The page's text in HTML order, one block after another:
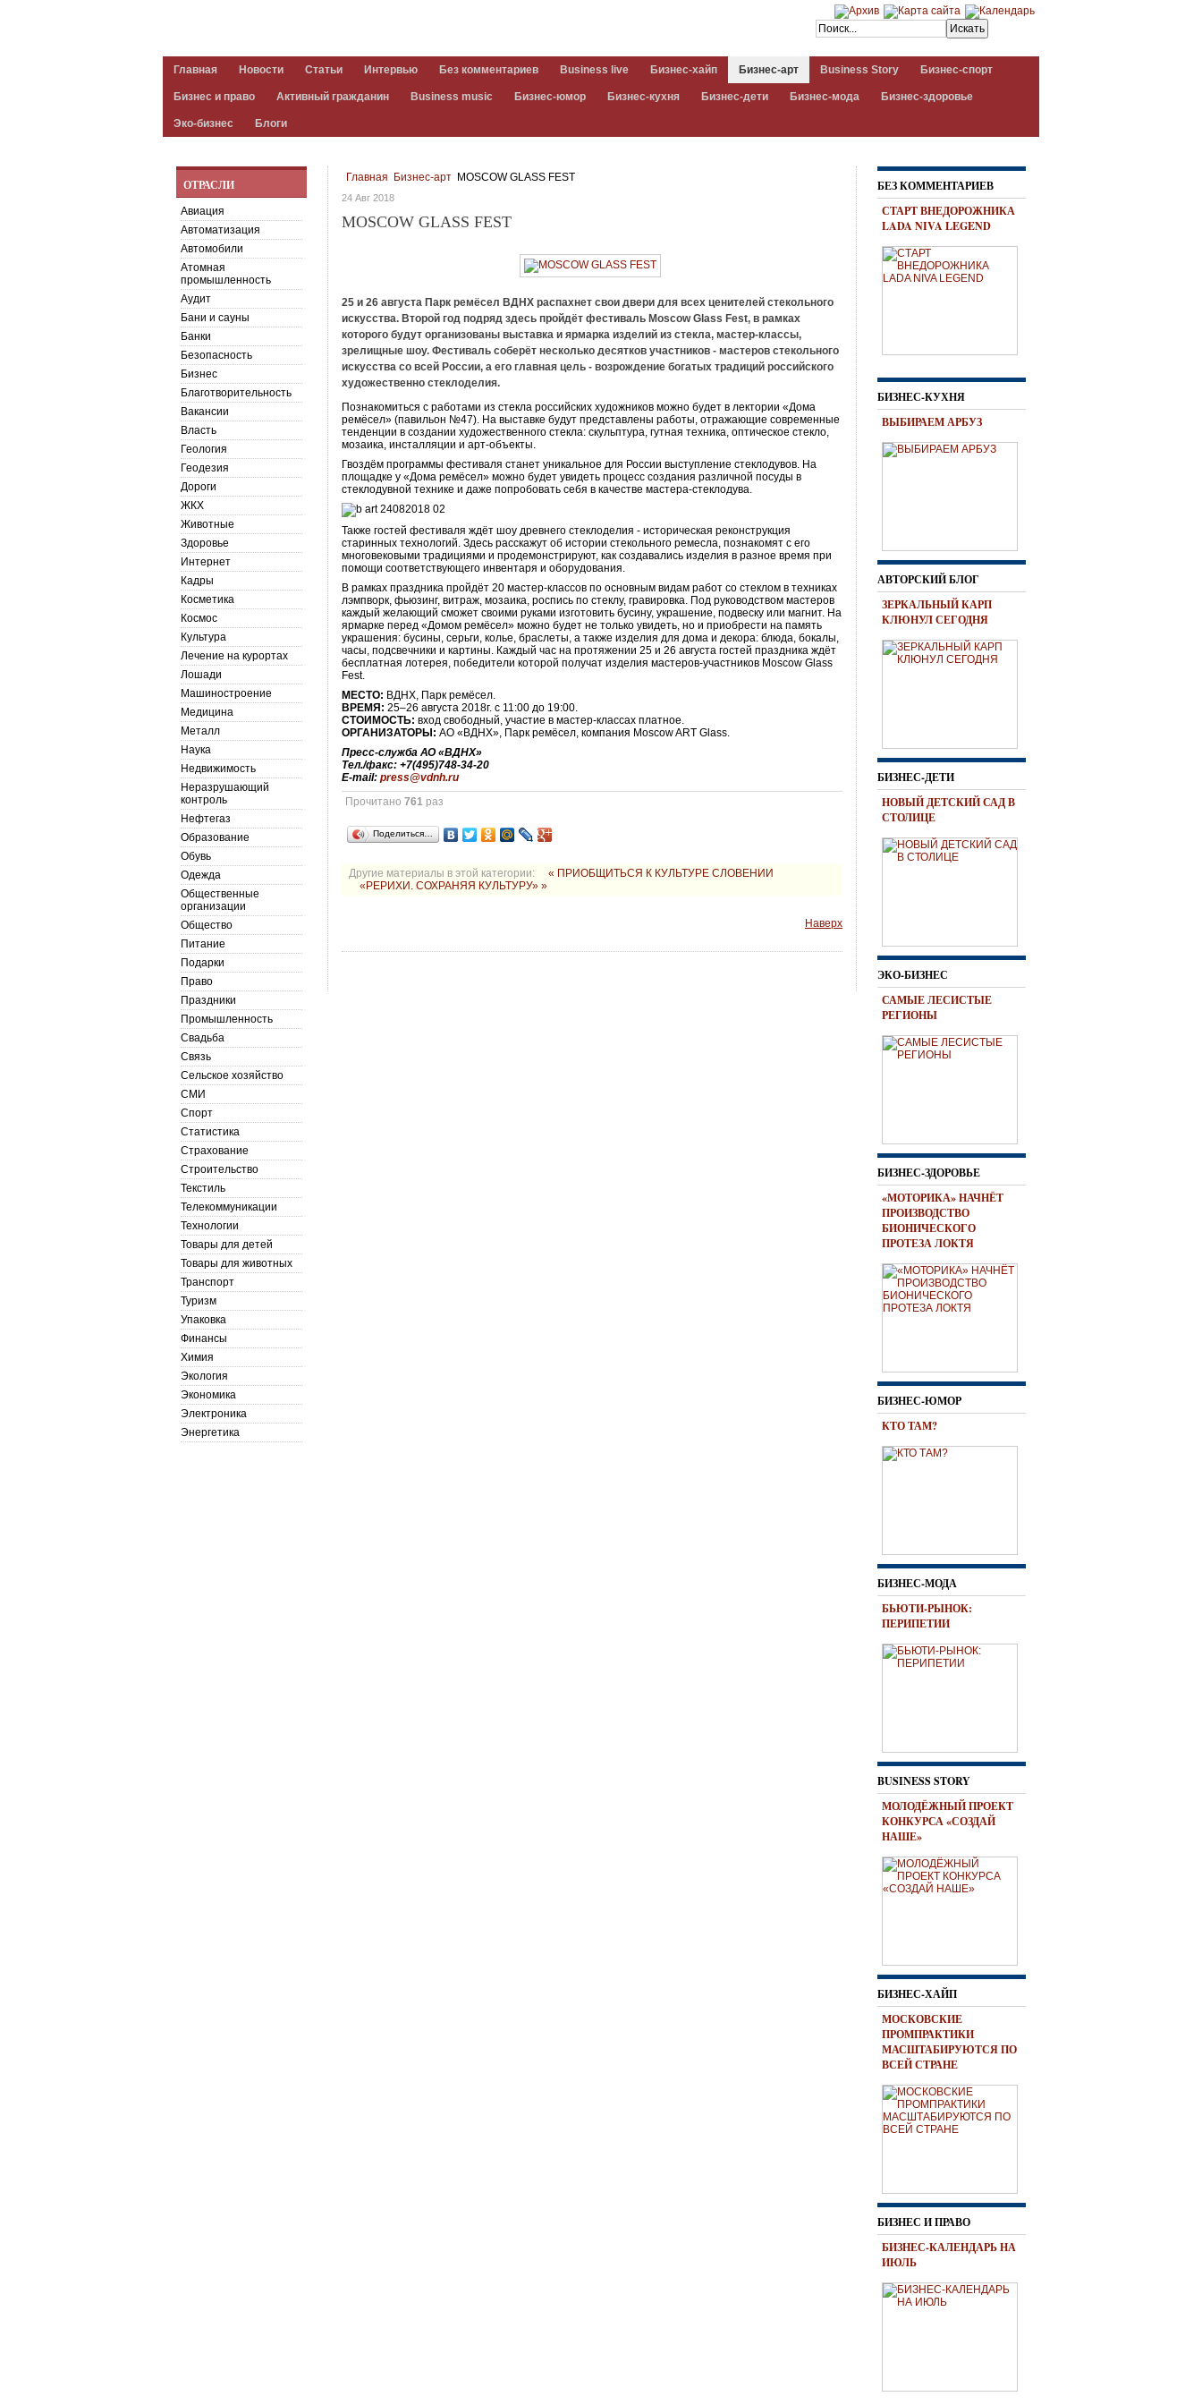
Главная Новости Статьи Интервью Без комментариев Business live Бизнес-хайп Бизнес-арт Business Story Бизнес-спорт
Бизнес и право Активный гражданин Business music Бизнес-юмор Бизнес-кухня Бизнес-дети Бизнес-мода Бизнес-здоровье
Эко-бизнес Блоги
Главная Бизнес-арт MOSCOW GLASS FEST
24 Авг 2018
MOSCOW GLASS FEST
25 и 26 августа Парк ремёсел ВДНХ распахнет свои двери для всех ценителей стекольного
искусства. Второй год подряд здесь пройдёт фестиваль Moscow Glass Fest, в рамках
которого будут организованы выставка и ярмарка изделий из стекла, мастер-классы,
зрелищные шоу. Фестиваль соберёт несколько десятков участников - мастеров стекольного
искусства со всей России, а его главная цель - возрождение богатых традиций российского
художественно стеклоделия.
Познакомиться с работами из стекла российских художников можно будет в лектории «Дома
ремёсел» (павильон №47). На выставке будут представлены работы, отражающие современные
тенденции в создании художественного стекла: скульптура, гутная техника, оптическое стекло,
мозаика, инсталляции и арт-объекты.
Гвоздём программы фестиваля станет уникальное для России выступление стеклодувов. На
площадке у «Дома ремёсел» можно будет увидеть процесс создания различной посуды в
стеклодувной технике и даже попробовать себя в качестве мастера-стеклодува.
Также гостей фестиваля ждёт шоу древнего стеклоделия - историческая реконструкция
старинных технологий. Здесь расскажут об истории стекольного ремесла, познакомят с его
многовековыми традициями и продемонстрируют, как создавались изделия в разное время при
помощи соответствующего инвентаря и оборудования.
В рамках праздника пройдёт 20 мастер-классов по основным видам работ со стеклом в техниках
лэмпворк, фьюзинг, витраж, мозаика, роспись по стеклу, гравировка. Под руководством мастеров
каждый желающий сможет своими руками изготовить бусину, украшение, подвеску или магнит. На
ярмарке перед «Домом ремёсел» можно будет не только увидеть, но и приобрести на память
украшения: бусины, серьги, колье, браслеты, а также изделия для дома и декора: блюда, бокалы,
часы, подсвечники и картины. Каждый час на протяжении 25 и 26 августа гостей праздника ждёт
бесплатная лотерея, победители которой получат изделия мастеров-участников Moscow Glass
Fest.
МЕСТО: ВДНХ, Парк ремёсел.
ВРЕМЯ: 25–26 августа 2018г. с 11:00 до 19:00.
СТОИМОСТЬ: вход свободный, участие в мастер-классах платное.
ОРГАНИЗАТОРЫ: АО «ВДНХ», Парк ремёсел, компания Moscow ART Glass.
Пресс-служба АО «ВДНХ»
Тел./факс: +7(495)748-34-20
E-mail:press@vdnh.ru
Прочитано761 раз
Поделиться…
Другие материалы в этой категории:
« ПРИОБЩИТЬСЯ К КУЛЬТУРЕ СЛОВЕНИИ
«РЕРИХИ. СОХРАНЯЯ КУЛЬТУРУ» »
Наверх
ОТРАСЛИ
Авиация
Автоматизация
Автомобили
Атомная
промышленность
Аудит
Бани и сауны
Банки
Безопасность
Бизнес
Благотворительность
Вакансии
Власть
Геология
Геодезия
Дороги
ЖКХ
Животные
Здоровье
Интернет
Кадры
Косметика
Космос
Культура
Лечение на курортах
Лошади
Машиностроение
Медицина
Металл
Наука
Недвижимость
Неразрушающий
контроль
Нефтегаз
Образование
Обувь
Одежда
Общественные
организации
Общество
Питание
Подарки
Право
Праздники
Промышленность
Свадьба
Связь
Сельское хозяйство
СМИ
Спорт
Статистика
Страхование
Строительство
Текстиль
Телекоммуникации
Технологии
Товары для детей
Товары для животных
Транспорт
Туризм
Упаковка
Финансы
Химия
Экология
Экономика
Электроника
Энергетика
БЕЗ КОММЕНТАРИЕВ
СТАРТ ВНЕДОРОЖНИКА
LADA NIVA LEGEND
БИЗНЕС-КУХНЯ
ВЫБИРАЕМ АРБУЗ
АВТОРСКИЙ БЛОГ
ЗЕРКАЛЬНЫЙ КАРП
КЛЮНУЛ СЕГОДНЯ
БИЗНЕС-ДЕТИ
НОВЫЙ ДЕТСКИЙ САД В
СТОЛИЦЕ
ЭКО-БИЗНЕС
САМЫЕ ЛЕСИСТЫЕ
РЕГИОНЫ
БИЗНЕС-ЗДОРОВЬЕ
«МОТОРИКА» НАЧНЁТ
ПРОИЗВОДСТВО
БИОНИЧЕСКОГО
ПРОТЕЗА ЛОКТЯ
БИЗНЕС-ЮМОР
КТО ТАМ?
БИЗНЕС-МОДА
БЬЮТИ-РЫНОК:
ПЕРИПЕТИИ
BUSINESS STORY
МОЛОДЁЖНЫЙ ПРОЕКТ
КОНКУРСА «СОЗДАЙ
НАШЕ»
БИЗНЕС-ХАЙП
МОСКОВСКИЕ
ПРОМПРАКТИКИ
МАСШТАБИРУЮТСЯ ПО
ВСЕЙ СТРАНЕ
БИЗНЕС И ПРАВО
БИЗНЕС-КАЛЕНДАРЬ НА
ИЮЛЬ